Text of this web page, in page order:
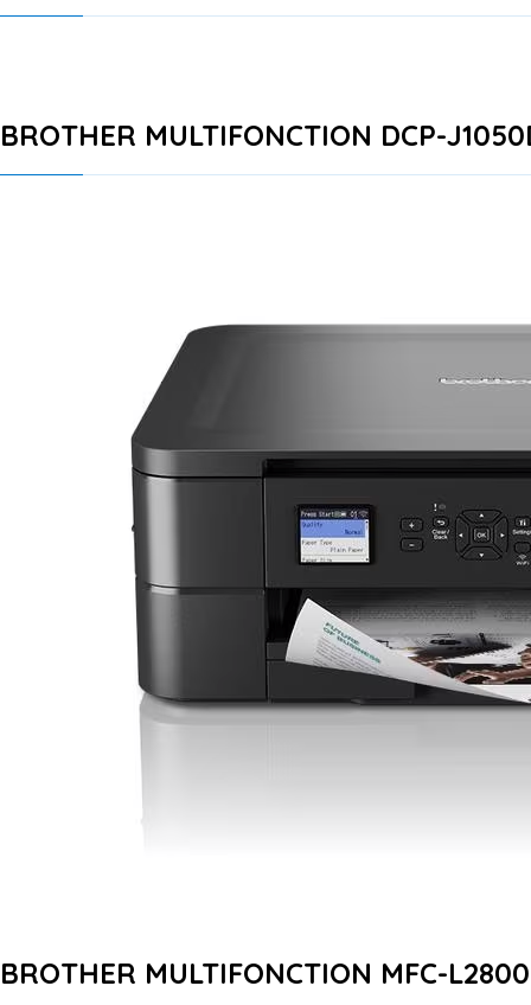
BROTHER MULTIFONCTION DCP-
BROTHER MULTIFONCTION MFC-